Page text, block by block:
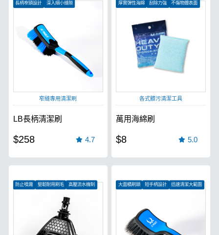
長柄窄頭設計
深入細小縫隙
窄縫專用清潔刷
LB長柄清潔刷
$258 4.7
厚實彈性海綿 刮除力強 不傷物體表面
各式髒污清潔工具
萬用海綿刷
$8 5.0
防止噴濺 堅韌耐用刷毛 高壓流水機制 大面積刷頭 短手柄設計 迅速清潔大範圍